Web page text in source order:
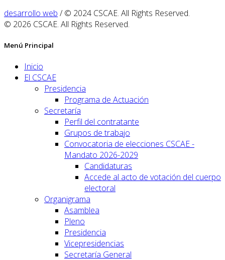
desarrollo web / © 2024 CSCAE. All Rights Reserved.
© 2026 CSCAE. All Rights Reserved.
Menú Principal
Inicio
El CSCAE
Presidencia
Programa de Actuación
Secretaría
Perfil del contratante
Grupos de trabajo
Convocatoria de elecciones CSCAE -
Mandato 2026-2029
Candidaturas
Accede al acto de votación del cuerpo
electoral
Organigrama
Asamblea
Pleno
Presidencia
Vicepresidencias
Secretaría General